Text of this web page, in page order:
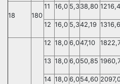
18 180
11 16,0 5,338,80
12 16,0 5,342,19
12 18,0 6,047,10
13 18,0 6,050,85
14 18,0 6,054,60